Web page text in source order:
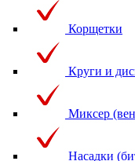
Корщетки
Круги и
Миксер
Насадки